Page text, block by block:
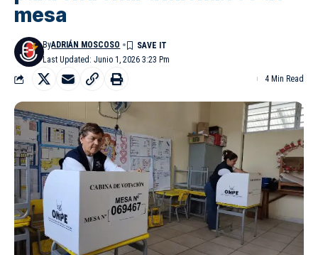
mesa
Last Updated: Junio 1, 2026 3:23 Pm
ByADRIÁN MOSCOSO
4 Min Read